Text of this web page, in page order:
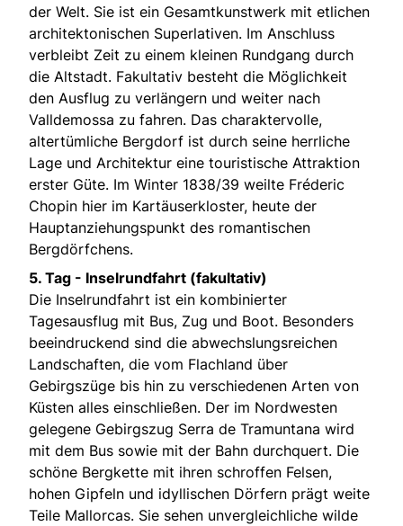
der Welt. Sie ist ein Gesamtkunstwerk mit etlichen
architektonischen Superlativen. Im Anschluss
verbleibt Zeit zu einem kleinen Rundgang durch
die Altstadt. Fakultativ besteht die Möglichkeit
den Ausflug zu verlängern und weiter nach
Valldemossa zu fahren. Das charaktervolle,
altertümliche Bergdorf ist durch seine herrliche
Lage und Architektur eine touristische Attraktion
erster Güte. Im Winter 1838/39 weilte Fréderic
Chopin hier im Kartäuserkloster, heute der
Hauptanziehungspunkt des romantischen
Bergdörfchens.
5. Tag - Inselrundfahrt (fakultativ)
Die Inselrundfahrt ist ein kombinierter
Tagesausflug mit Bus, Zug und Boot. Besonders
beeindruckend sind die abwechslungsreichen
Landschaften, die vom Flachland über
Gebirgszüge bis hin zu verschiedenen Arten von
Küsten alles einschließen. Der im Nordwesten
gelegene Gebirgszug Serra de Tramuntana wird
mit dem Bus sowie mit der Bahn durchquert. Die
schöne Bergkette mit ihren schroffen Felsen,
hohen Gipfeln und idyllischen Dörfern prägt weite
Teile Mallorcas. Sie sehen unvergleichliche wilde